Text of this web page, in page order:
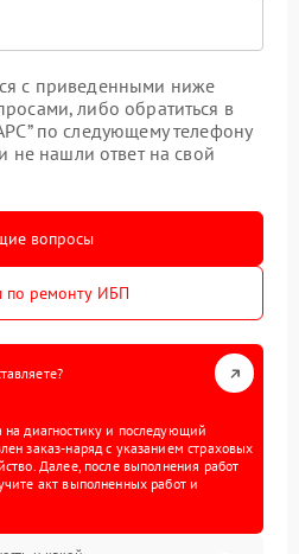
с приведенными ниже
либо обратиться в
по следующему телефону
не нашли ответ на свой
вопросы
по ремонту ИБП
на диагностику и последующий
заказ-наряд с указанием страховых
Далее, после выполнения работ
акт выполненных работ и